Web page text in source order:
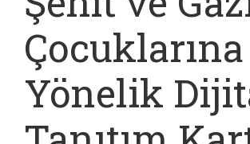
Çocuklarına
Yönelik